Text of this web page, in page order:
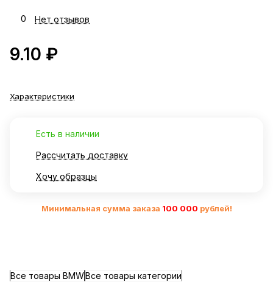
0 Нет отзывов
9.10 ₽
Характеристики
Есть в наличии
Рассчитать доставку
Хочу образцы
Минимальная сумма заказа 100 000 рублей!
Все товары BMWВсе товары категории